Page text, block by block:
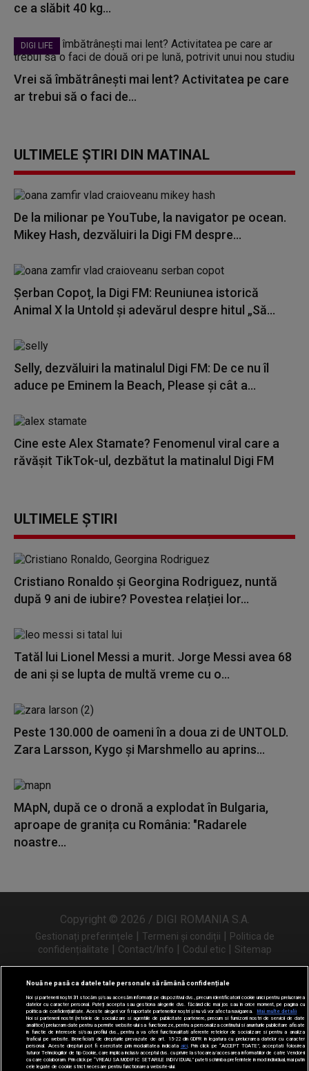
ce a slăbit 40 kg...
DIGI LIFE
Vrei să îmbătrânești mai lent? Activitatea pe care
ar trebui să o faci de...
ULTIMELE ȘTIRI DIN MATINAL
De la milionar pe YouTube, la navigator pe ocean.
Mikey Hash, dezvăluiri la Digi FM despre...
Șerban Copoț, la Digi FM: Reuniunea istorică
Animal X la Untold și adevărul despre hitul „Să...
Selly, dezvăluiri la matinalul Digi FM: De ce nu îl
aduce pe Eminem la Beach, Please și cât a...
Cine este Alex Stamate? Fenomenul viral care a
răvășit TikTok-ul, dezbătut la matinalul Digi FM
ULTIMELE ȘTIRI
Cristiano Ronaldo și Georgina Rodriguez, nuntă
după 9 ani de iubire? Povestea relației lor...
Tatăl lui Lionel Messi a murit. Jorge Messi avea 68
de ani și se lupta de multă vreme cu o...
Peste 130.000 de oameni în a doua zi de UNTOLD.
Zara Larsson, Kygo și Marshmello au aprins...
MApN, după ce o dronă a explodat în Bulgaria,
aproape de granița cu România: "Radarele
noastre...
Copyright © 2026 / DIGI ROMANIA S.A.
Gestionați preferințele | Termeni și condiții | Politica de
confidențialitate | Contact/Info | Codul etic | Sitemap
Urmărește-ne și pe
Nouă ne pasă ca datele tale personale să rămână confidențiale
Noi și partenerii noștri31 stocăm și/sau accesăm informații pe dispozitivul dvs., precum identificatorii cookie unici pentru prelucrarea
datelor cu caracter personal. Puteți accepta sau gestiona alegerile dvs. făcând clic mai jos sau în orice moment, pe pagina cu
politica de confidențialitate. Aceste alegeri vor fi raportate partenerilor noștri și nu vă vor afecta navigarea.
Mai multe detalii
Noi si partenerii nostri (retelele de socializare si agentiile de publicitate partenere, precum si furnizorii nostri de servicii de date
analitice) prelucram date pentru a permite website-ului sa functioneze, pentru a personaliza continutul si anunturile publicitare afisate
in functie de interesele si/sau profilul dvs., pentru a va oferi functionalitati aferente retelelor de socializare si pentru a analiza
traficul pe website. Beneficiati de drepturile prevazute de art. 15-22 din GDPR in legatura cu prelucrarea datelor cu caracter
personal. Aceste drepturi pot fi exercitate prin modalitatea indicata aici. Prin click pe “ACCEPT TOATE”, acceptati folosirea
tuturor Tehnologiilor de tip Cookie, care implica inclusiv acceptul dvs. cu privire la stocarea/accesarea informatiilor de catre Vendor-ii
cu care colaboram. Prin click pe “VREAU SA MODIFIC SETARILE INDIVIDUAL” puteti schimba preferintele in mod individual, mai putin
cele legate de cookie strict necesare pentru functionarea website-ului.